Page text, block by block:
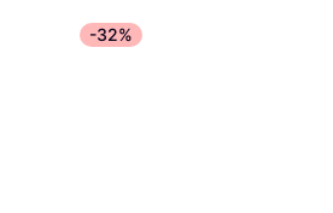
-32%